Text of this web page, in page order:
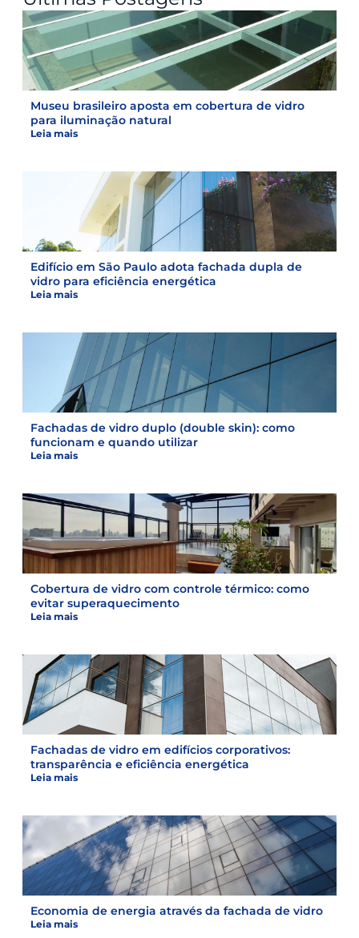
Museu brasileiro aposta em cobertura de vidro
para iluminação natural
Leia mais
Edifício em São Paulo adota fachada dupla de
vidro para eficiência energética
Leia mais
Fachadas de vidro duplo (double skin): como
funcionam e quando utilizar
Leia mais
Cobertura de vidro com controle térmico: como
evitar superaquecimento
Leia mais
Fachadas de vidro em edifícios corporativos:
transparência e eficiência energética
Leia mais
Economia de energia através da fachada de vidro
Leia mais